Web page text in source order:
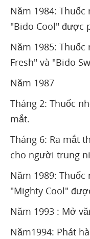
Năm 1984:
"Bido Cool" được
Năm 1985:
Fresh" và "Bido
Năm 1987
Tháng 2: Thuốc
mắt.
Tháng 6: Ra mắt
cho người trung
Năm 1989:
"Mighty Cool"
Năm 1993 : Mở
Năm1994: Phát